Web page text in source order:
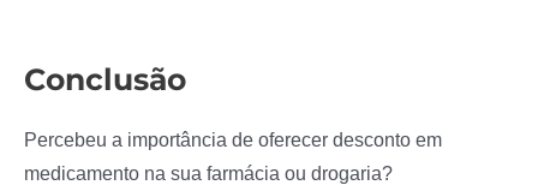
Conclusão
Percebeu a importância de oferecer desconto em
medicamento na sua farmácia ou drogaria?